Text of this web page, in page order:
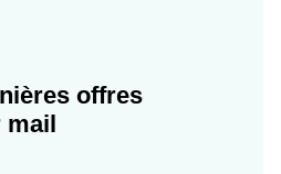
offres
mail